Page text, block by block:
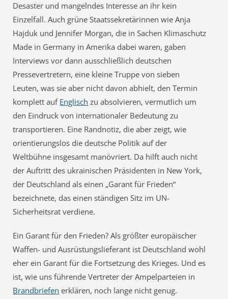
Desaster und mangelndes Interesse an ihr kein
Einzelfall. Auch grüne Staatssekretärinnen wie Anja
Hajduk und Jennifer Morgan, die in Sachen Klimaschutz
Made in Germany in Amerika dabei waren, gaben
Interviews vor dann ausschließlich deutschen
Pressevertretern, eine kleine Truppe von sieben
Leuten, was sie aber nicht davon abhielt, den Termin
komplett auf Englisch zu absolvieren, vermutlich um
den Eindruck von internationaler Bedeutung zu
transportieren. Eine Randnotiz, die aber zeigt, wie
orientierungslos die deutsche Politik auf der
Weltbühne insgesamt manövriert. Da hilft auch nicht
der Auftritt des ukrainischen Präsidenten in New York,
der Deutschland als einen „Garant für Frieden“
bezeichnete, das einen ständigen Sitz im UN-
Sicherheitsrat verdiene.
Ein Garant für den Frieden? Als größter europäischer
Waffen- und Ausrüstungslieferant ist Deutschland wohl
eher ein Garant für die Fortsetzung des Krieges. Und es
ist, wie uns führende Vertreter der Ampelparteien in
Brandbriefen erklären, noch lange nicht genug.